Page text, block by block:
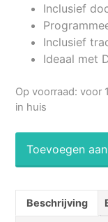
Inclusief
Inclusief
Ideaal met
Op voorraad: voor
in huis
Toevoegen
Beschrijving